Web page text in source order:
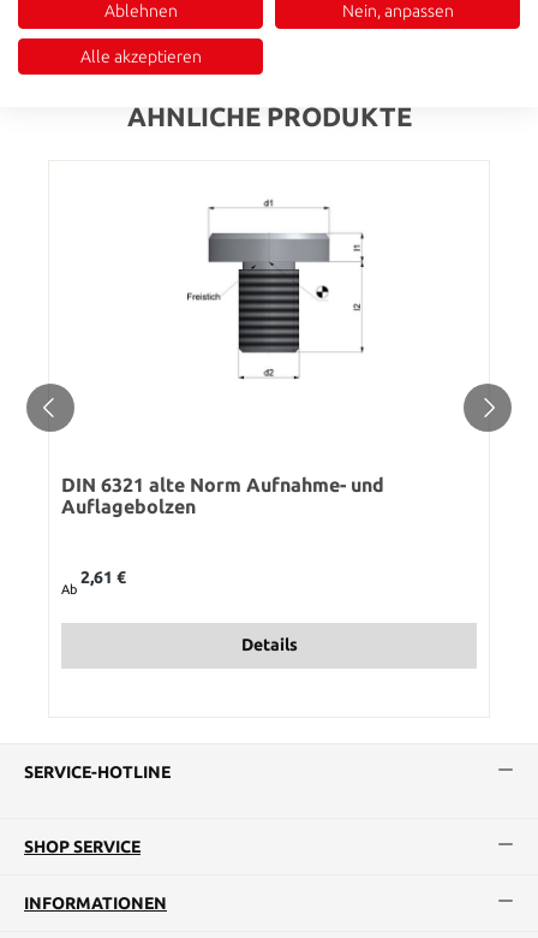
Bewertungen
ÄHNLICHE PRODUKTE
DIN 6321 alte Norm Aufnahme- und
Auflagebolzen
Ab
2,61 €
Details
SERVICE-HOTLINE
SHOP SERVICE
INFORMATIONEN
Ablehnen Nein, anpassen
Alle akzeptieren